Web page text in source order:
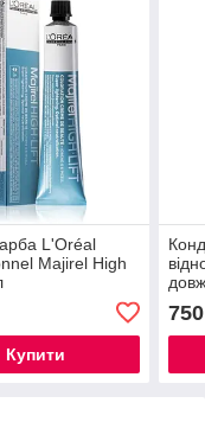
L'Oréal
Majirel High
Купити
750